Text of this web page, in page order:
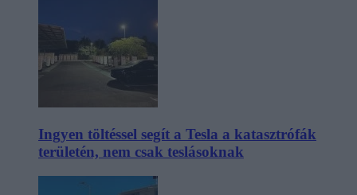
Ingyen töltéssel segít a Tesla a katasztrófák
területén, nem csak teslásoknak